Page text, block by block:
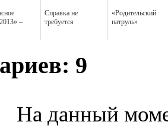
–
Справка не
требуется
«Родительский
патруль»
9
На данный